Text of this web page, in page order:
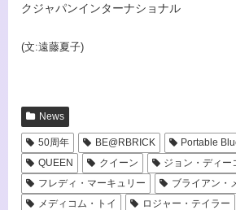
クジャパンインターナショナル
(文:遠藤夏子)
News
50周年 BE@RBRICK
Portable
QUEEN
クイーン ジョン・ディー
フレディ・マーキュリー
ブライアン・
メディコム・トイ
ロジャー・テイラー